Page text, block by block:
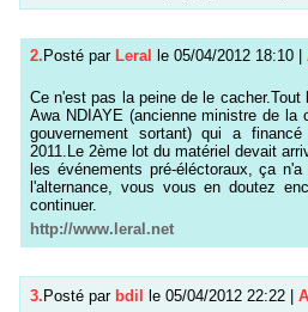
2. Posté par Leral le 05/04/2012 18:10
Ce n'est pas la peine de le
Awa NDIAYE (ancienne ministre de la
gouvernement sortant) qui a
2011.Le 2ème lot du matériel devait
les événements pré-éléctoraux, ça
l'alternance, vous vous en doutez
continuer.
http://www.leral.net
3. Posté par bdil le 05/04/2012 22:22